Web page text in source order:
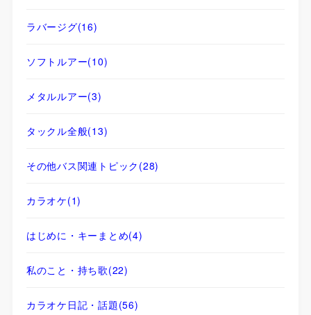
ラバージグ(16)
ソフトルアー(10)
メタルルアー(3)
タックル全般(13)
その他バス関連トピック (28)
カラオケ(1)
はじめに・キーまとめ(4)
私のこと・持ち歌(22)
カラオケ日記・話題(56)